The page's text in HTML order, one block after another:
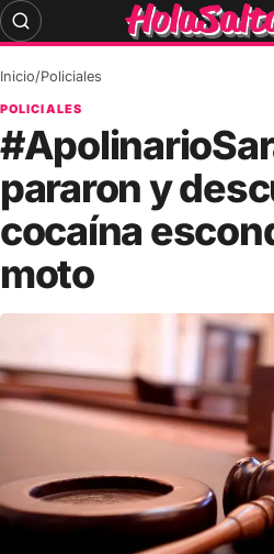
Skip
to
Inicio/Policiales
POLICIALES
pararon y
cocaína
moto